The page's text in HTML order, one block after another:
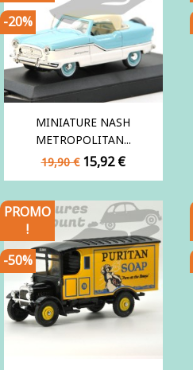
MINIATURE NASH
METROPOLITAN...
Prix
de
19,90 € Prix
15,92 €
-20%
PROMO
!
-50%